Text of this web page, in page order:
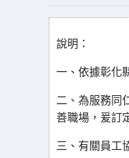
說明：
一、依據彰化
二、為服務同
善職場，爰訂
三、有關員工